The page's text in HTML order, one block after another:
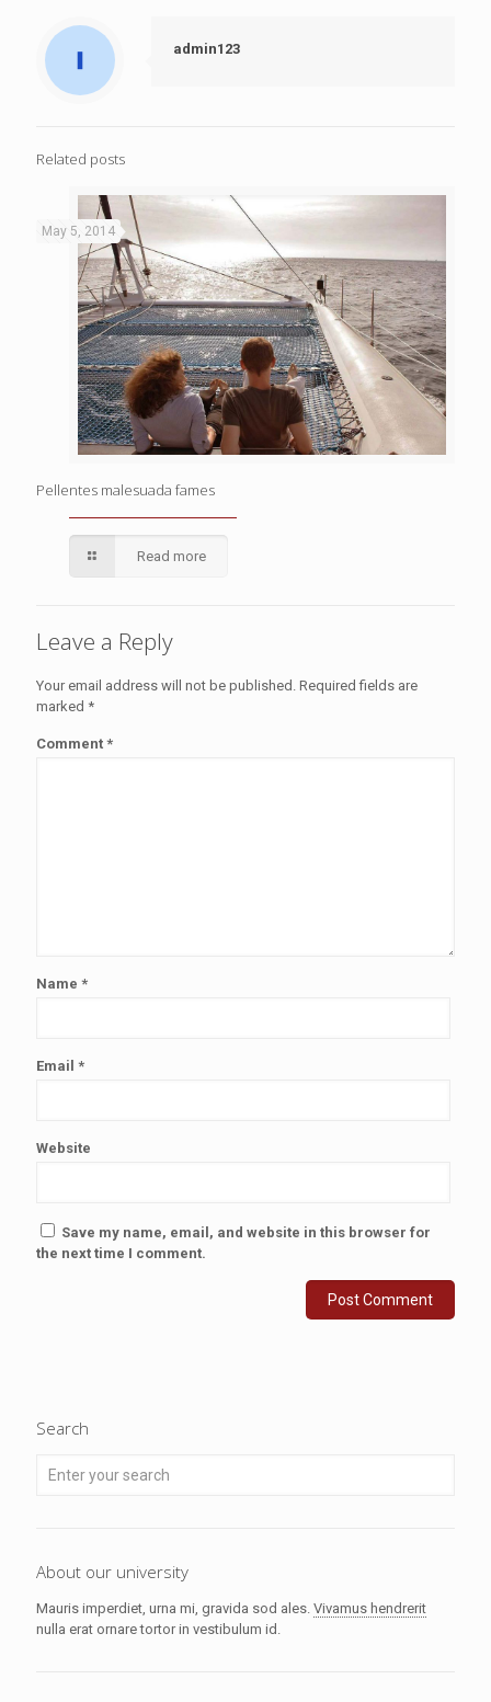
admin123
Related posts
May 5, 2014
Pellentes malesuada fames
Read more
Leave a Reply
Your email address will not be published. Required fields are
marked *
Comment *
Name *
Email *
Website
Save my name, email, and website in this browser for
the next time I comment.
Search
About our university
Mauris imperdiet, urna mi, gravida sod ales. Vivamus hendrerit
nulla erat ornare tortor in vestibulum id.